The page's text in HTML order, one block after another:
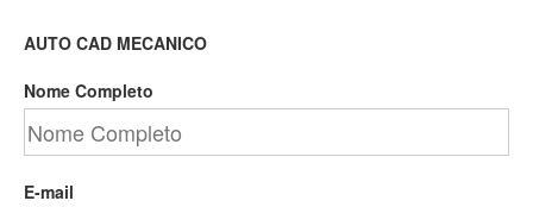
AUTO CAD MECANICO
Nome Completo
E-mail